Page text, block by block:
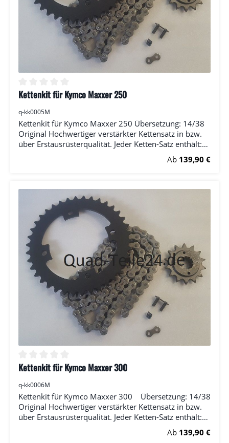
Durchschnittliche Bewertung von 0 von 5 Sternen
Kettenkit für Kymco Maxxer 250
q-kk0005M
Kettenkit für Kymco Maxxer 250 Übersetzung: 14/38
Original Hochwertiger verstärkter Kettensatz in bzw.
über Erstausrüsterqualität. Jeder Ketten-Satz enthält:
(1x) Ritzel (1x) Kettenrad (1x) Kette (RK) inkl.
Kettenschloss Bitte wählen Sie die Anzahl der Zähne
Regulärer Preis:
Ab 139,90 €
Durchschnittliche Bewertung von 0 von 5 Sternen
Kettenkit für Kymco Maxxer 300
q-kk0006M
Kettenkit für Kymco Maxxer 300 Übersetzung: 14/38
Original Hochwertiger verstärkter Kettensatz in bzw.
über Erstausrüsterqualität. Jeder Ketten-Satz enthält:
Kettenschloss Bitte wählen Sie die Anzahl der Zähne
Regulärer Preis:
Ab 139,90 €